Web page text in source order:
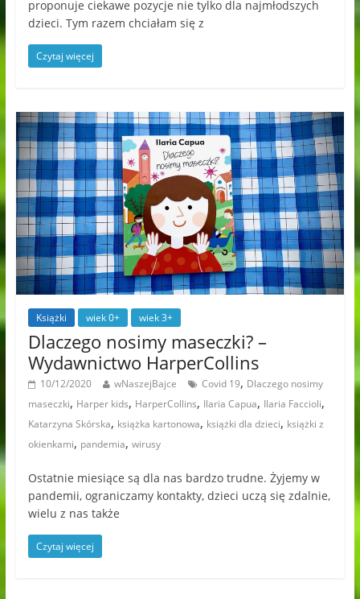
proponuje ciekawe pozycje nie tylko dla najmłodszych
dzieci. Tym razem chciałam się z
Czytaj więcej
Książki wiek 0+ wiek 3+
Dlaczego nosimy maseczki? –
Wydawnictwo HarperCollins
10/12/2020 wNaszejBajce Covid 19, Dlaczego nosimy
maseczki, Harper kids, HarperCollins, Ilaria Capua, Ilaria Faccioli,
Katarzyna Skórska, książka kartonowa, książki dla dzieci, książki z
okienkami, pandemia, wirusy
Ostatnie miesiące są dla nas bardzo trudne. Żyjemy w
pandemii, ograniczamy kontakty, dzieci uczą się zdalnie,
wielu z nas także
Czytaj więcej